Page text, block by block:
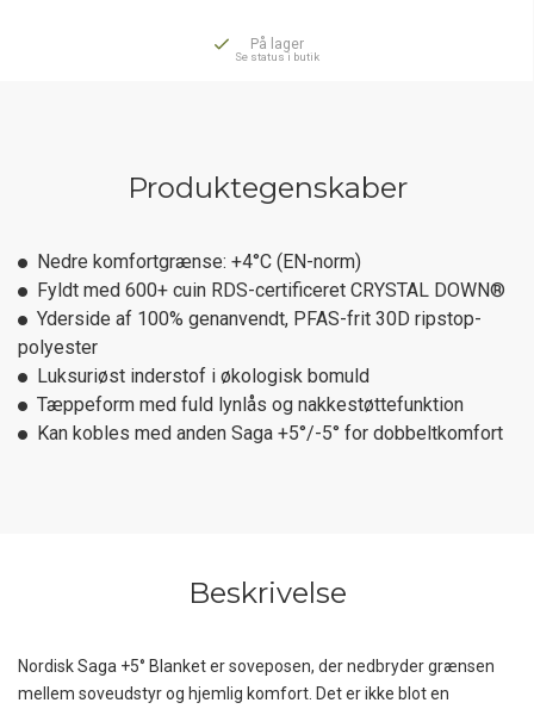
På lager
Se status i butik
Produktegenskaber
Nedre komfortgrænse: +4°C (EN-norm)
Fyldt med 600+ cuin RDS-certificeret CRYSTAL DOWN®
Yderside af 100% genanvendt, PFAS-frit 30D ripstop-
polyester
Luksuriøst inderstof i økologisk bomuld
Tæppeform med fuld lynlås og nakkestøttefunktion
Kan kobles med anden Saga +5°/-5° for dobbeltkomfort
Beskrivelse
Nordisk Saga +5° Blanket er soveposen, der nedbryder grænsen
mellem soveudstyr og hjemlig komfort. Det er ikke blot en